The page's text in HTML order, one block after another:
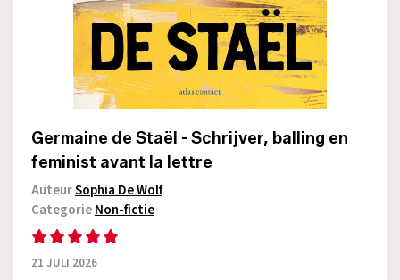
Germaine de Staël - Schrijver, balling en
feminist avant la lettre
AuteurSophia De Wolf
CategorieNon-fictie
21 JULI 2026